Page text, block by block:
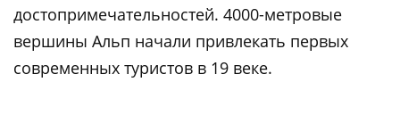
достопримечательностей. 4000-метровые
вершины Альп начали привлекать первых
современных туристов в 19 веке.